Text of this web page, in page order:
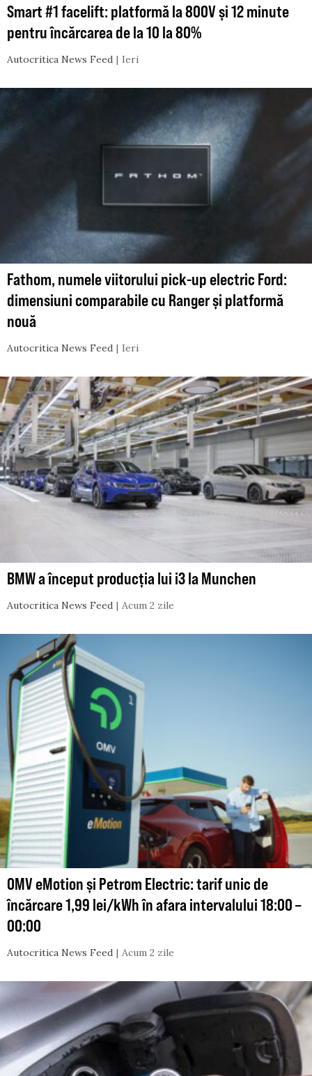
Smart #1 facelift: platformă la 800V și 12 minute
pentru încărcarea de la 10 la 80%
Autocritica News Feed Ieri
Fathom, numele viitorului pick-up electric Ford:
dimensiuni comparabile cu Ranger și platformă
nouă
Autocritica News Feed Ieri
BMW a început producția lui i3 la Munchen
Autocritica News Feed Acum 2 zile
OMV eMotion și Petrom Electric: tarif unic de
încărcare 1,99 lei/kWh în afara intervalului 18:00 –
00:00
Autocritica News Feed Acum 2 zile